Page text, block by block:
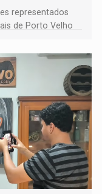
representados
de Porto Velho